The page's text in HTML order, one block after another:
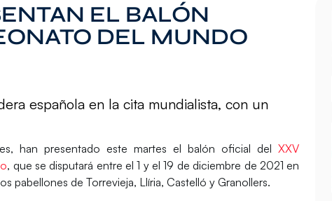
EL BALÓN
DEL MUNDO
española en la cita mundialista, con un
han presentado este martes elbalón oficial delXXV
, que se disputará entre el 1 y el 19 de diciembre de 2021 en
pabellones de Torrevieja, Llíria, Castelló y Granollers.